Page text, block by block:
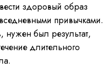
здоровый образ
привычками.
был результат,
длительного